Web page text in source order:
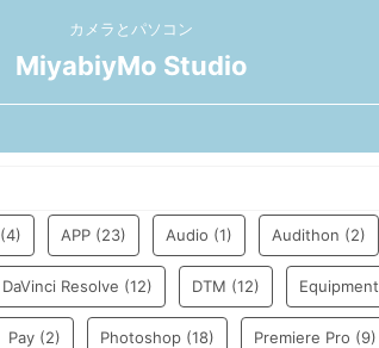
カメラとパソコン
MiyabiyMo Studio
(4) APP (23) Audio (1) Audithon (2)
DaVinci Resolve (12) DTM (12) Equipment
Pay (2) Photoshop (18) Premiere Pro (9)